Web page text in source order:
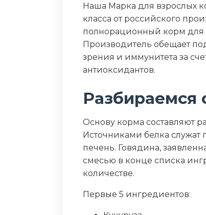
таурин, витамины A, D3, E,
Пищевая
Жир (%)
Зола (%)
Влага (%)
Калорийность (ккал/100г)
Наша Марка для взрослых
класса от российского
полнорационный корм для
Производитель обещает
зрения и иммунитета за
антиоксидантов.
Разбираемся
Основу корма составляют
Источниками белка служат
печень. Говядина,
смесью в конце списка
количестве.
Первые 5 ингредиентов: